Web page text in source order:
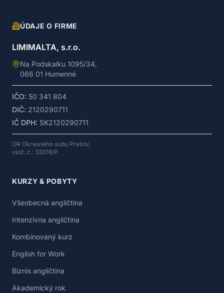
ÚDAJE O FIRME
LIMIMALTA, s.r.o.
Na Podskalku 1095/34,
066 01 Humenné
IČO: 50 341 804
DIČ: 2120290711
IČ DPH: SK2120290711
OR Okresného súdu Prešov,
vlož. č.: 33018/P
KURZY & POBYTY
Všeobecná angličtina
Intenzívna angličtina
Kombinovaný kurz
English for Work
Biznis angličtina
Akademický rok